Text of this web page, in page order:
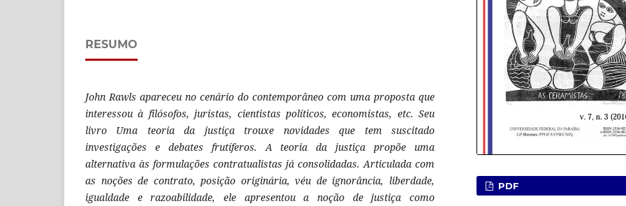
RESUMO
John Rawls apareceu no cenário do contemporâneo com uma proposta que
interessou à filósofos, juristas, cientistas políticos, economistas, etc. Seu
livro Uma teoria da justiça trouxe novidades que tem suscitado
investigações e debates frutíferos. A teoria da justiça propõe uma
alternativa às formulações contratualistas já consolidadas. Articulada com
as noções de contrato, posição originária, véu de ignorância, liberdade,
igualdade e razoabilidade, ele apresentou a noção de justiça como
PDF